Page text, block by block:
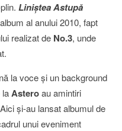
Liniştea Astupă
al anului 2010, fapt
realizat de No.3, unde
la voce şi un background
laAsteroau amintiri
şi-au lansat albumul de
unui eveniment